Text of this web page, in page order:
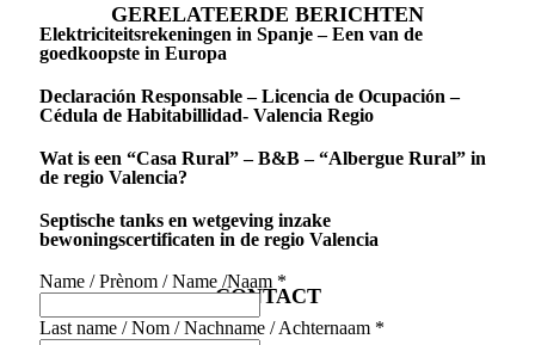
GERELATEERDE BERICHTEN
Elektriciteitsrekeningen in Spanje – Een van de
goedkoopste in Europa
Declaración Responsable – Licencia de Ocupación –
Cédula de Habitabillidad- Valencia Regio
Wat is een “Casa Rural” – B&B – “Albergue Rural” in
de regio Valencia?
Septische tanks en wetgeving inzake
bewoningscertificaten in de regio Valencia
CONTACT
Name / Prènom / Name /Naam *
Last name / Nom / Nachname / Achternaam *